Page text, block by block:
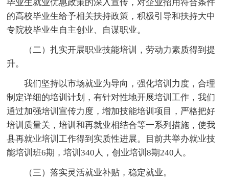
毕业生就业优惠政策的深入宣传，对企业招用符合条件
的高校毕业生给予相关扶持政策，积极引导和扶持大中
专院校毕业生自主创业、自谋职业。
（二）扎实开展职业技能培训，劳动力素质得到提
升。
我们坚持以市场就业为导向，强化培训力度，合理
制定详细的培训计划，有针对性地开展培训工作，我们
通过加强培训宣传力度，增加技能培训项目，严格把好
培训质量关，培训和再就业相结合等一系列措施，使我
县再就业培训工作得到实质性进展。目前共举办就业技
能培训班6期，培训340人，创业培训8期240人。
（三）落实灵活就业补贴，稳定就业。